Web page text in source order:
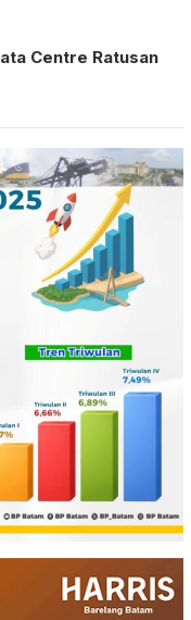
Centre Ratusan